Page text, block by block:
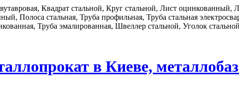
Квадрат стальной, Круг стальной, Лист
Полоса стальная, Труба профильная, Труба стальная
Труба эмалированная, Швеллер стальной, Уголок
в Киеве,